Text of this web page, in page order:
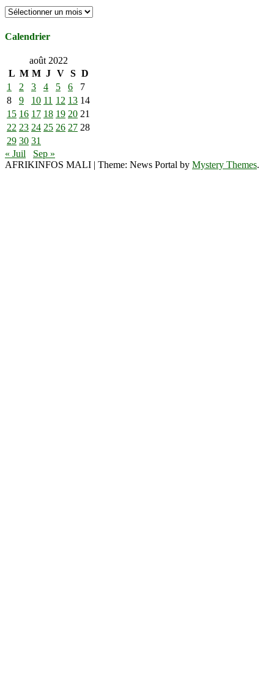
Archives
Calendrier
août 2022
L M M J V S D
1
2 3 4 5 6
7
8
9 10 11 12 13 14
15 16 17 18 19 20 21
22 23 24 25 26 27 28
29 30 31
« Juil
Sep »
AFRIKINFOS MALI | Theme: News Portal by Mystery Themes.